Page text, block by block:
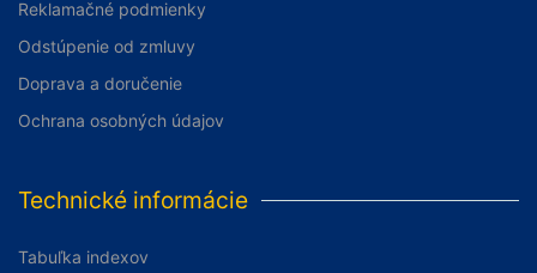
Reklamačné podmienky
Odstúpenie od zmluvy
Doprava a doručenie
Ochrana osobných údajov
Technické informácie
Tabuľka indexov